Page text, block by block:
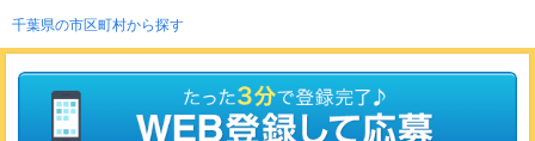
千葉県の市区町村から探す